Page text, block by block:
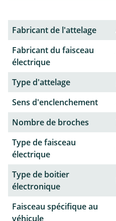
Fabricant de l'attelage
Fabricant du faisceau
électrique
Type d'attelage
Sens d'enclenchement
Nombre de broches
Type de faisceau
électrique
Type de boitier
électronique
Faisceau spécifique au
véhicule